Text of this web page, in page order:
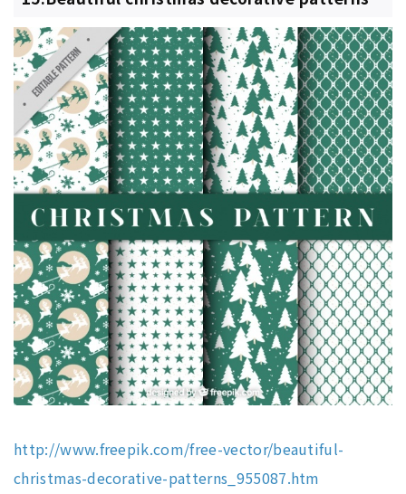
http://www.freepik.com/free-vector/beautiful-
christmas-decorative-patterns_955087.htm